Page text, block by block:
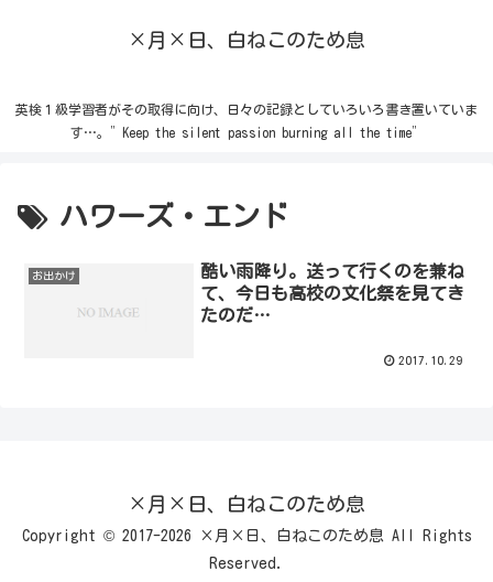
×月×日、白ねこのため息
英検１級学習者がその取得に向け、日々の記録としていろいろ書き置いていま
す…。”Keep the silent passion burning all the time”
ハワーズ・エンド
お出かけ
酷い雨降り。送って行くのを兼ね
て、今日も高校の文化祭を見てき
たのだ…
2017.10.29
×月×日、白ねこのため息
Copyright © 2017-2026 ×月×日、白ねこのため息 All Rights
Reserved.